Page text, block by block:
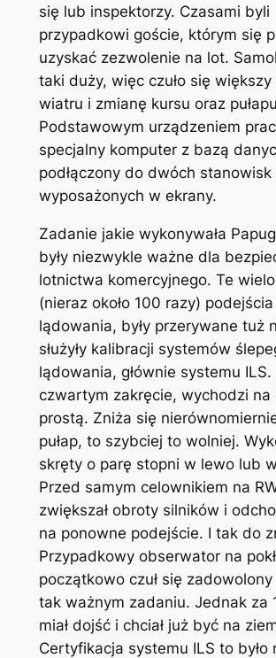
się lub inspektorzy. Czasami byli
przypadkowi goście, którym się
uzyskać zezwolenie na lot.
taki duży, więc czuło się
wiatru i zmianę kursu oraz
Podstawowym urządzeniem
specjalny komputer z bazą
podłączony do dwóch stanowisk
wyposażonych w ekrany.
Zadanie jakie wykonywała
były niezwykle ważne dla
lotnictwa komercyjnego. Te
(nieraz około 100 razy)
lądowania, były przerywane tuż
służyły kalibracji systemów
lądowania, głównie systemu
czwartym zakręcie, wychodzi na
prostą. Zniża się
pułap, to szybciej to wolniej.
skręty o parę stopni w lewo lub
Przed samym celownikiem na
zwiększał obroty silników i
na ponowne podejście. I tak do
Przypadkowy obserwator na
początkowo czuł się zadowolony
tak ważnym zadaniu. Jednak za
miał dojść i chciał już być na
Certyfikacja systemu ILS to było